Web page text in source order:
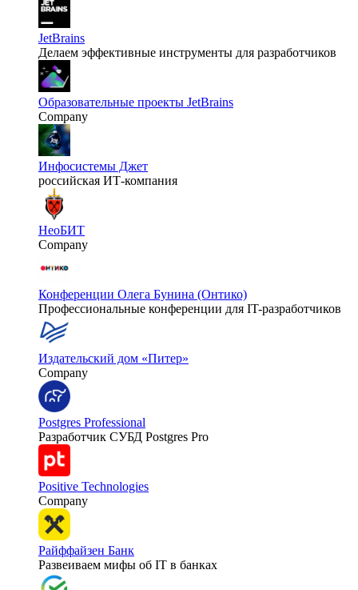
JetBrains
Делаем эффективные инструменты для разработчиков
Образовательные проекты JetBrains
Company
Инфосистемы Джет
российская ИТ-компания
НеоБИТ
Company
Конференции Олега Бунина (Онтико)
Профессиональные конференции для IT-разработчиков
Издательский дом «Питер»
Company
Postgres Professional
Разработчик СУБД Postgres Pro
Positive Technologies
Company
Райффайзен Банк
Развеиваем мифы об IT в банках